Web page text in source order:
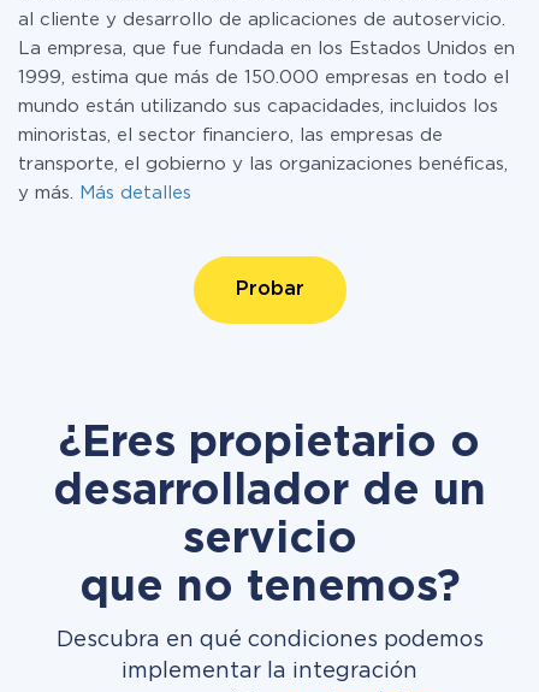
al cliente y desarrollo de aplicaciones de autoservicio.
La empresa, que fue fundada en los Estados Unidos en
1999, estima que más de 150.000 empresas en todo el
mundo están utilizando sus capacidades, incluidos los
minoristas, el sector financiero, las empresas de
transporte, el gobierno y las organizaciones benéficas,
y más.
Más detalles
Probar
¿Eres propietario o
desarrollador de un
servicio
que no tenemos?
Descubra en qué condiciones podemos
implementar la integración